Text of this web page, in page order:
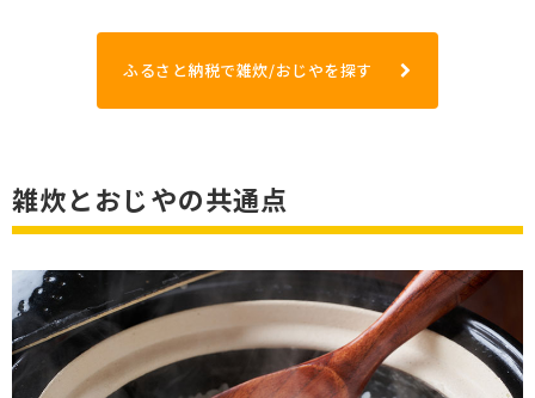
ふるさと納税で雑炊/おじやを探す
雑炊とおじやの共通点